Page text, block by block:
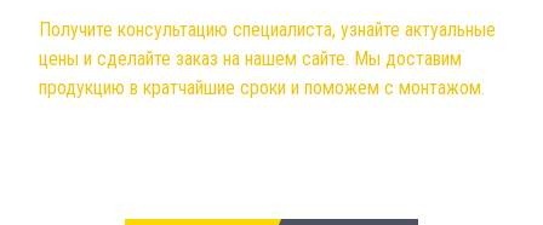
Получите консультацию специалиста, узнайте актуальные
цены и сделайте заказ на нашем сайте. Мы доставим
продукцию в кратчайшие сроки и поможем с монтажом.